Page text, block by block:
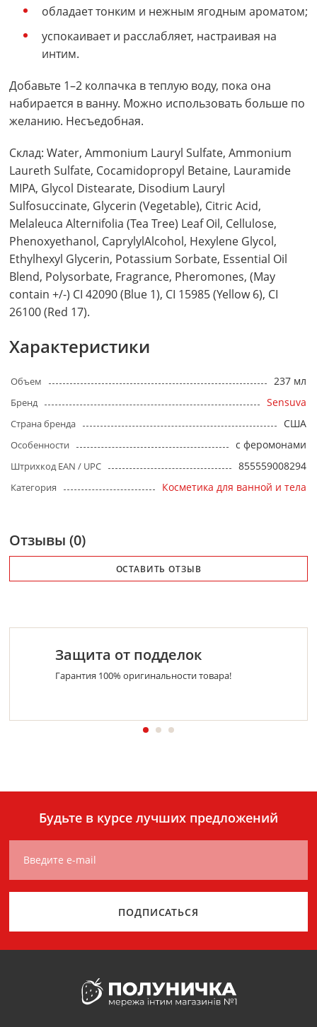
обладает тонким и нежным ягодным ароматом;
успокаивает и расслабляет, настраивая на
интим.
Добавьте 1–2 колпачка в теплую воду, пока она
набирается в ванну. Можно использовать больше по
желанию. Несъедобная.
Склад: Water, Ammonium Lauryl Sulfate, Ammonium
Laureth Sulfate, Cocamidopropyl Betaine, Lauramide
MIPA, Glycol Distearate, Disodium Lauryl
Sulfosuccinate, Glycerin (Vegetable), Citric Acid,
Melaleuca Alternifolia (Tea Tree) Leaf Oil, Cellulose,
Phenoxyethanol, CaprylylAlcohol, Hexylene Glycol,
Ethylhexyl Glycerin, Potassium Sorbate, Essential Oil
Blend, Polysorbate, Fragrance, Pheromones, (May
contain +/-) CI 42090 (Blue 1), CI 15985 (Yellow 6), CI
26100 (Red 17).
Характеристики
Объем 237 мл
Бренд Sensuva
Страна бренда США
Особенности с феромонами
Штрихкод EAN / UPC 855559008294
Категория Косметика для ванной и тела
Отзывы (0)
ОСТАВИТЬ ОТЗЫВ
Защита от подделок
Гарантия 100% оригинальности товара!
Будьте в курсе лучших предложений
Введите e-mail
ПОДПИСАТЬСЯ